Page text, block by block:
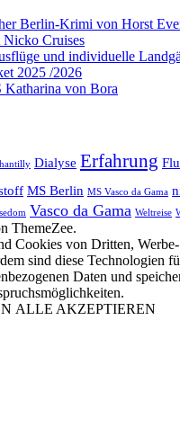
Berlin-Krimi von Horst
Nicko Cruises
und individuelle
2025 /2026
Katharina von Bora
Dialyse Erfahrung
MS Berlin MS Vasco da Gama
Vasco da Gama Weltreise
ThemeZee.
Cookies von Dritten,
sind diese
Daten und
ALLE AKZEPTIEREN